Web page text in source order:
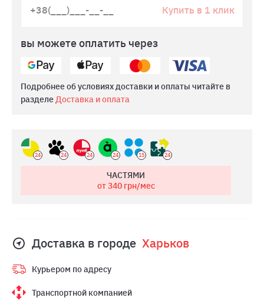
Купить в 1 клик
вы можете оплатить через
Подробнее об условиях доставки и оплаты читайте в
разделеДоставка и оплата
24 24 24 24 15 24
ЧАСТЯМИ
от 340грн/мес
Доставка в городе Харьков
Курьером по адресу
Транспортной компанией